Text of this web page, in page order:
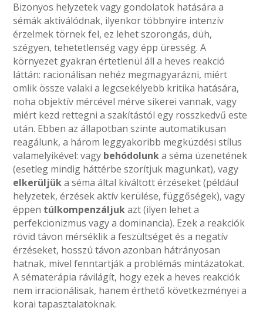
Bizonyos helyzetek vagy gondolatok hatására a
sémák aktiválódnak, ilyenkor többnyire intenzív
érzelmek törnek fel, ez lehet szorongás, düh,
szégyen, tehetetlenség vagy épp üresség. A
környezet gyakran értetlenül áll a heves reakció
láttán: racionálisan nehéz megmagyarázni, miért
omlik össze valaki a legcsekélyebb kritika hatására,
noha objektív mércével mérve sikerei vannak, vagy
miért kezd rettegni a szakítástól egy rosszkedvű este
után. Ebben az állapotban szinte automatikusan
reagálunk, a három leggyakoribb megküzdési stílus
valamelyikével: vagy behódolunka séma üzenetének
(esetleg mindig háttérbe szorítjuk magunkat), vagy
elkerüljüka séma által kiváltott érzéseket (például
helyzetek, érzések aktív kerülése, függőségek), vagy
éppen túlkompenzáljukazt (ilyen lehet a
perfekcionizmus vagy a dominancia). Ezek a reakciók
rövid távon mérséklik a feszültséget és a negatív
érzéseket, hosszú távon azonban hátrányosan
hatnak, mivel fenntartják a problémás mintázatokat.
A sématerápia rávilágít, hogy ezek a heves reakciók
nem irracionálisak, hanem érthető következményei a
korai tapasztalatoknak.